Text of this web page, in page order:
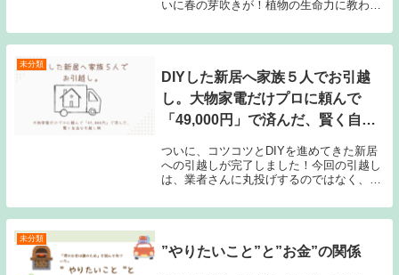
いに春の芽吹きが！植物の生命力に教わっ
さを綴ります。
未分類
DIYした新居へ家族５人でお引越
し。大物家電だけプロに頼んで
「49,000円」で済んだ、賢く自由
ついに、コツコツとDIYを進めてきた新居
への引越しが完了しました！今回の引越し
は、業者さんに丸投げするのではなく、自
のハイブリッドスタイル。結果として、費
用を驚くほど抑えられただけでなく、DIY
未分類
”やりたいこと”と”お金”の関係